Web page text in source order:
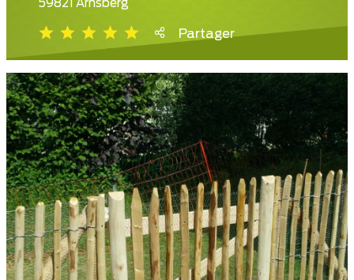
59821 Arnsberg
Partager